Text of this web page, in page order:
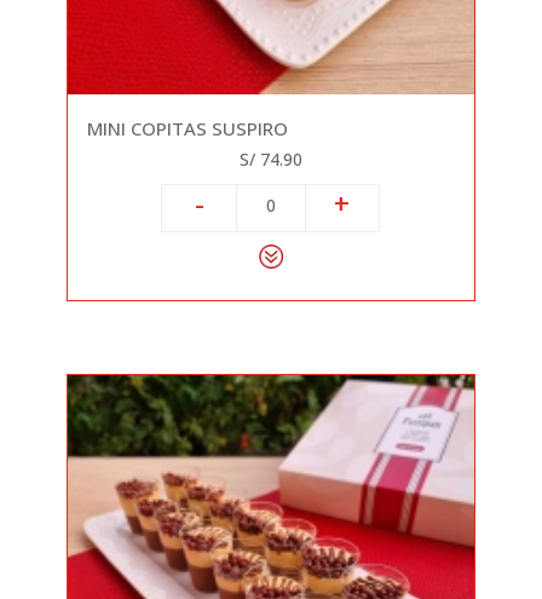
MINI COPITAS SUSPIRO
S/ 74.90
- 0 +